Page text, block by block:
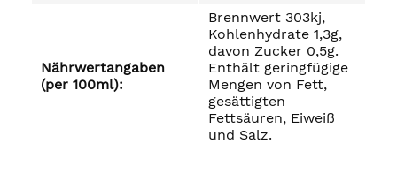
Nährwertangaben
(per 100ml):
Brennwert 303kj,
Kohlenhydrate 1,3g,
davon Zucker 0,5g.
Enthält geringfügige
Mengen von Fett,
gesättigten
Fettsäuren, Eiweiß
und Salz.